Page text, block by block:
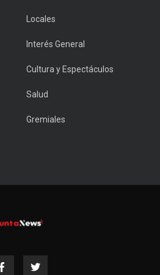
Locales
Interés General
Cultura y Espectáculos
Salud
Gremiales